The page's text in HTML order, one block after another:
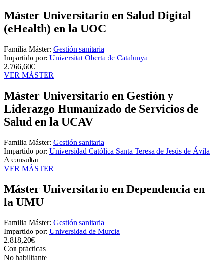
Máster Universitario en Salud Digital
(eHealth) en la UOC
Familia Máster: Gestión sanitaria
Impartido por: Universitat Oberta de Catalunya
2.766,60€
VER MÁSTER
Máster Universitario en Gestión y
Liderazgo Humanizado de Servicios de
Salud en la UCAV
Familia Máster: Gestión sanitaria
Impartido por: Universidad Católica Santa Teresa de Jesús de Ávila
A consultar
VER MÁSTER
Máster Universitario en Dependencia en
la UMU
Familia Máster: Gestión sanitaria
Impartido por: Universidad de Murcia
2.818,20€
Con prácticas
No habilitante